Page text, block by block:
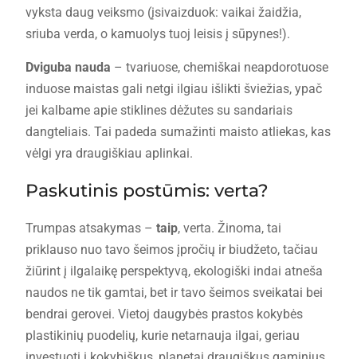
vyksta daug veiksmo (įsivaizduok: vaikai žaidžia,
sriuba verda, o kamuolys tuoj leisis į sūpynes!).
Dviguba nauda – tvariuose, chemiškai neapdorotuose
induose maistas gali netgi ilgiau išlikti šviežias, ypač
jei kalbame apie stiklines dėžutes su sandariais
dangteliais. Tai padeda sumažinti maisto atliekas, kas
vėlgi yra draugiškiau aplinkai.
Paskutinis postūmis: verta?
Trumpas atsakymas – taip, verta. Žinoma, tai
priklauso nuo tavo šeimos įpročių ir biudžeto, tačiau
žiūrint į ilgalaikę perspektyvą, ekologiški indai atneša
naudos ne tik gamtai, bet ir tavo šeimos sveikatai bei
bendrai gerovei. Vietoj daugybės prastos kokybės
plastikinių puodelių, kurie netarnauja ilgai, geriau